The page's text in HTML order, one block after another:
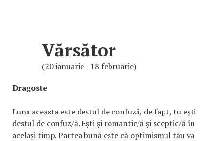
Vărsător
(20 ianuarie - 18 februarie)
Dragoste
Luna aceasta este destul de confuză, de fapt, tu ești
destul de confuz/ă. Ești și romantic/ă și sceptic/ă în
același timp. Partea bună este că optimismul tău va